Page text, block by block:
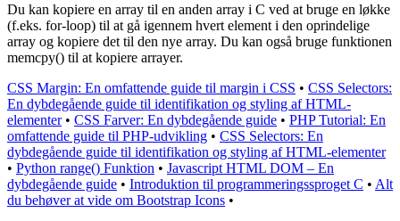
Du kan kopiere en array til en anden array i C ved at bruge en løkke
(f.eks. for-loop) til at gå igennem hvert element i den oprindelige
array og kopiere det til den nye array. Du kan også bruge funktionen
memcpy() til at kopiere arrayer.
CSS Margin: En omfattende guide til margin i CSS • CSS Selectors:
En dybdegående guide til identifikation og styling af HTML-
elementer• CSS Farver: En dybdegående guide • PHP Tutorial: En
omfattende guide til PHP-udvikling • CSS Selectors: En
dybdegående guide til identifikation og styling af HTML-elementer
• Python range() Funktion • Javascript HTML DOM – En
dybdegående guide • Introduktion til programmeringssproget C • Alt
du behøver at vide om Bootstrap Icons •